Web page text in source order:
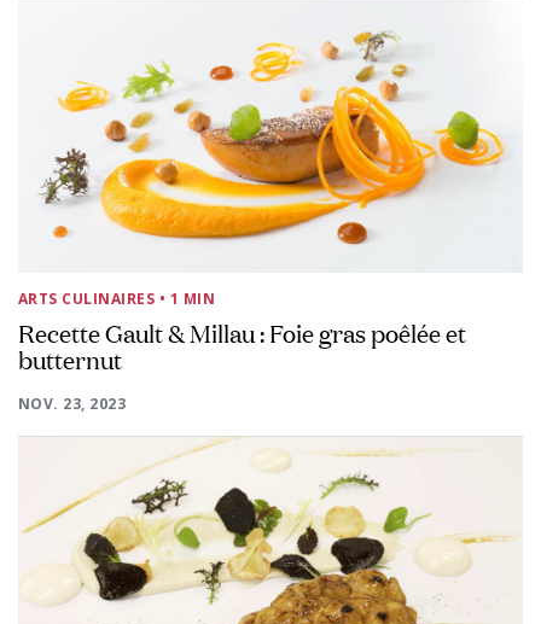
ARTS CULINAIRES • 1 MIN
Recette Gault & Millau : Foie gras poêlée et
butternut
NOV. 23, 2023